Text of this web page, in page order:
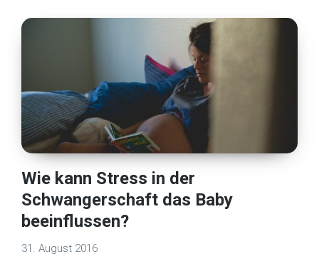
Wie kann Stress in der
Schwangerschaft das Baby
beeinflussen?
31. August 2016